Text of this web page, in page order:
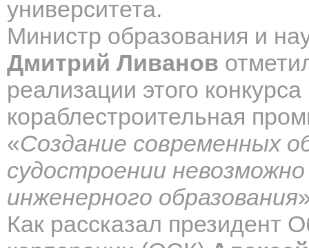
университета.
Министр образования и
Дмитрий Ливанов
реализации этого конкурса
кораблестроительная
«Создание современных
судостроении
инженерного образования
Как рассказал президент